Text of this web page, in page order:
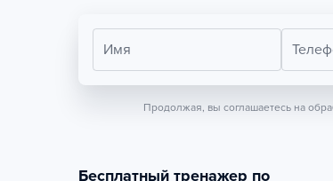
Имя
Продолжая, вы соглашаетесь на
Бесплатный тренажер по